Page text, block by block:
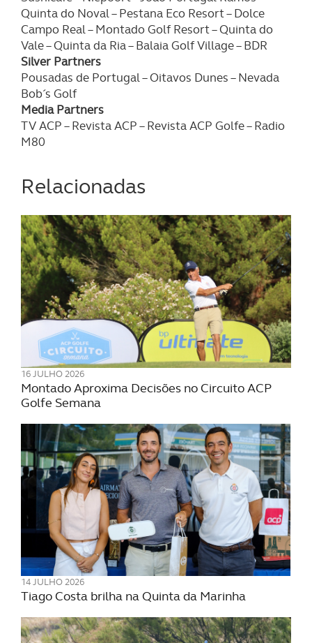
necessário no contexto dos serviços a prestar.
Realçamos que o bloqueio de certo tipo de Cookies e
tecnologias similares pode ter impacto na sua
experiência de navegação no Website e nos serviços
disponibilizados.
Consulte a política de cookies do site.
Quinta do Noval – Pestana Eco Resort – Dolce
Campo Real – Montado Golf Resort – Quinta do
Vale – Quinta da Ria – Balaia Golf Village – BDR
Silver Partners
Pousadas de Portugal – Oitavos Dunes – Nevada
Bob´s Golf
Media Partners
TV ACP – Revista ACP – Revista ACP Golfe – Radio
M80
Relacionadas
16 JULHO 2026
Montado Aproxima Decisões no Circuito ACP
Golfe Semana
14 JULHO 2026
Tiago Costa brilha na Quinta da Marinha